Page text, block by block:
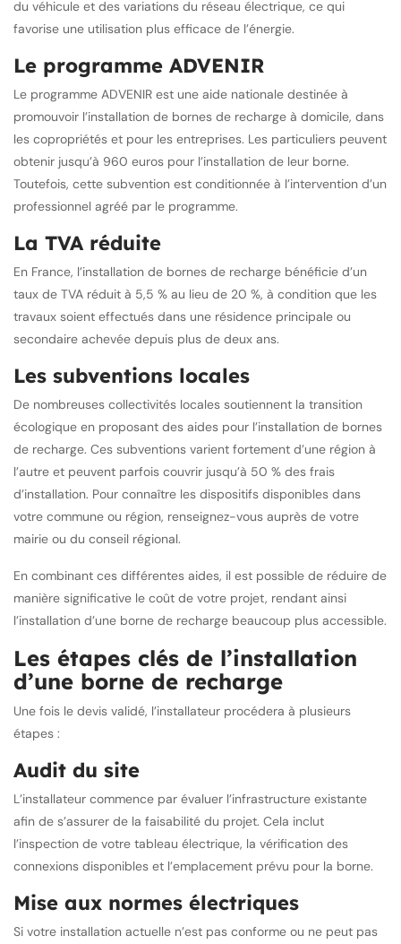
du véhicule et des variations du réseau électrique, ce qui
favorise une utilisation plus efficace de l’énergie.
Le programme ADVENIR
Le programme ADVENIR est une aide nationale destinée à
promouvoir l’installation de bornes de recharge à domicile, dans
les copropriétés et pour les entreprises. Les particuliers peuvent
obtenir jusqu’à 960 euros pour l’installation de leur borne.
Toutefois, cette subvention est conditionnée à l’intervention d’un
professionnel agréé par le programme.
La TVA réduite
En France, l’installation de bornes de recharge bénéficie d’un
taux de TVA réduit à 5,5 % au lieu de 20 %, à condition que les
travaux soient effectués dans une résidence principale ou
secondaire achevée depuis plus de deux ans.
Les subventions locales
De nombreuses collectivités locales soutiennent la transition
écologique en proposant des aides pour l’installation de bornes
de recharge. Ces subventions varient fortement d’une région à
l’autre et peuvent parfois couvrir jusqu’à 50 % des frais
d’installation. Pour connaître les dispositifs disponibles dans
votre commune ou région, renseignez-vous auprès de votre
mairie ou du conseil régional.
En combinant ces différentes aides, il est possible de réduire de
manière significative le coût de votre projet, rendant ainsi
l’installation d’une borne de recharge beaucoup plus accessible.
Les étapes clés de l’installation
d’une borne de recharge
Une fois le devis validé, l’installateur procédera à plusieurs
étapes :
Audit du site
L’installateur commence par évaluer l’infrastructure existante
afin de s’assurer de la faisabilité du projet. Cela inclut
l’inspection de votre tableau électrique, la vérification des
connexions disponibles et l’emplacement prévu pour la borne.
Mise aux normes électriques
Si votre installation actuelle n’est pas conforme ou ne peut pas